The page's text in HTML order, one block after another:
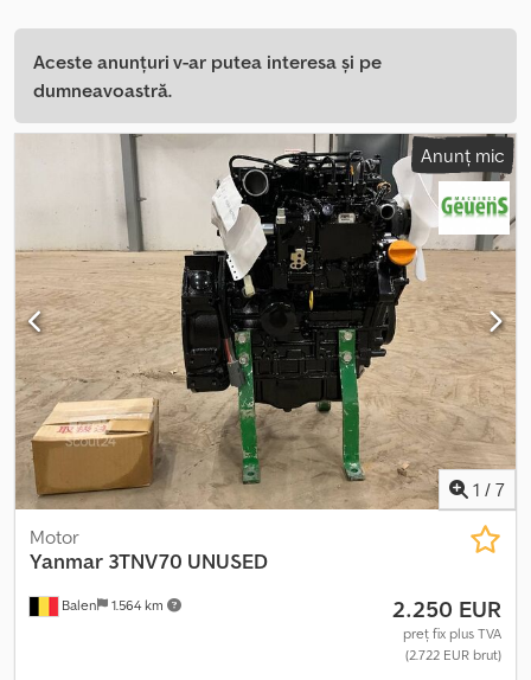
Aceste anunțuri v-ar putea interesa și pe
dumneavoastră.
Anunț mic
1 / 7
Balen 1.564 km
Motor
Yanmar 3TNV70 UNUSED
2.250 EUR
preț fix plus TVA
(2.722 EUR brut)